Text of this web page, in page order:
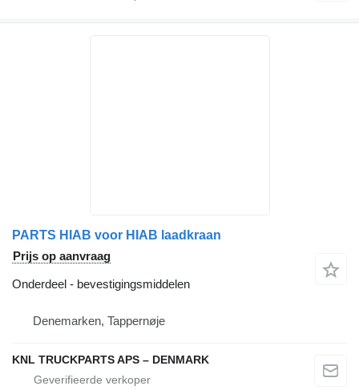
PARTS HIAB voor HIAB laadkraan
Prijs op aanvraag
Onderdeel - bevestigingsmiddelen
Denemarken, Tappernøje
KNL TRUCKPARTS APS – DENMARK